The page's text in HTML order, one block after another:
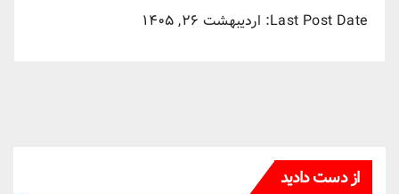
Last Post Date: اردیبهشت ۲۶, ۱۴۰۵
از دست دادید